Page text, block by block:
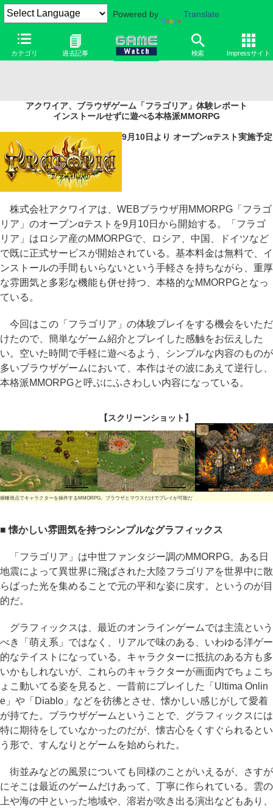
Powered by Translate
カテゴリ 過去記事 検索 Impressサイト
アクワイア、ブラウザゲーム「フラゴリア」体験レポート
インストールせずに遊べる本格派MMORPG
9月10日より オープンαテスト実施予定
株式会社アクワイアは、WEBブラウザ用MMORPG「フラゴ
リア」のオープンαテストを9月10日から開始する。「フラゴ
リア」はロシア産のMMORPGで、ロシア、中国、ドイツなど
で既に正式サービスが開始されている。基本料金は無料で、イ
ンストールの手間もいらないという手軽さを持ちながら、重厚
な雰囲気と多彩な機能も併せ持つ、本格的なMMORPGとなっ
ている。
今回はこの「フラゴリア」の体験プレイをする機会をいただ
けたので、簡単なゲーム紹介とプレイした感触をお伝えした
い。空いた時間で手軽に遊べるよう、シンプルな内容のものが
多いブラウザゲームにおいて、本作はその波にあえて逆行し、
本格派MMORPGと呼ぶにふさわしい内容になっている。
【スクリーンショット】
俯瞰視点でキャラクターを操作するMMORPG。ブラウザとマウスだけでプレイが可能だ
■ 懐かしい雰囲気を持つシンプルなグラフィックス
「フラゴリア」は中世ファンタジー調のMMORPG。ある日
地震によって異世界に飛ばされた大陸フラゴリアを世界中に散
らばった光を集めることで元の平和な姿に戻す。というのが目
的だ。
グラフィックスは、最近のオンラインゲームでは主流という
べき「萌え系」ではなく、リアルで味のある、いわゆる洋ゲー
的なテイストになっている。キャラクターに抵抗のある方も多
いかもしれないが、これらのキャラクターが画面内でちょこち
ょこ動いてる姿を見ると、一昔前にプレイした「Ultima Onlin
e」や「Diablo」などを彷彿とさせ、懐かしい感じがして愛着
が持てた。ブラウザゲームということで、グラフィックスには
特に期待をしていなかったのだが、懐古心をくすぐられるとい
う形で、すんなりとゲームを始められた。
街並みなどの風景についても同様のことがいえるが、さすが
にそこは最近のゲームだけあって、丁寧に作られている。雲の
上や海の中といった地域や、溶岩が吹き出る演出などもあり、